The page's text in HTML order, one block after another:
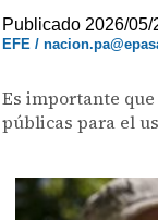
Publicado 2026/05/
EFE /
Es importante
públicas para el